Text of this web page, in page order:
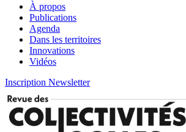
À propos
Publications
Agenda
Dans les territoires
Innovations
Vidéos
Inscription Newsletter